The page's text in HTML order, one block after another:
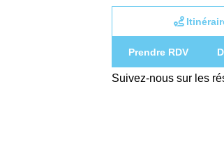
Prendre RDV
Suivez-nous sur les